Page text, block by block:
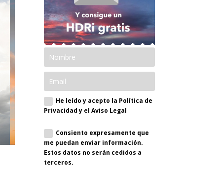
He leído y acepto la Política de
Privacidad y el Aviso Legal
Consiento expresamente que
me puedan enviar información.
Estos datos no serán cedidos a
terceros.